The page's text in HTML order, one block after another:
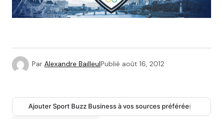
Par Alexandre BailleulPublié août 16, 2012
Ajouter Sport Buzz Business à vos sources préférées